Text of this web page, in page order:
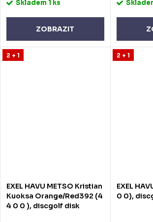
Skladem 1 ks
ZOBRAZIT
2 + 1
EXEL HAVU METSO Kristian
Kuoksa Orange/Red392 (4
4 0 0 ), discgolf disk
2 + 1
EXEL
0 0),